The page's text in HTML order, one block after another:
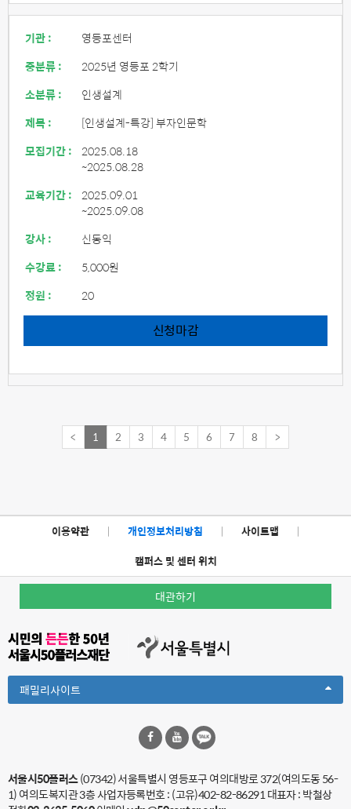
기관 :
영등포센터
중분류 :
2025년 영등포 2학기
소분류 :
인생설계
제목 :
[인생설계-특강] 부자인문학
모집기간 : 2025.08.18
~2025.08.28
교육기간 : 2025.09.01
~2025.09.08
강사 :
신동익
수강료 :
5,000원
정원 :
20
신청마감
< 1 2 3 4 5 6 7 8 >
이용약관 | 개인정보처리방침 | 사이트맵
|
캠퍼스 및 센터 위치
대관하기
패밀리사이트Toggle
Dropdown
서울시50플러스(07342) 서울특별시 영등포구 여의대방로 372(여의도동 56-
1) 여의도복지관 3층사업자등록번호 : (고유)402-82-86291 대표자 : 박철상